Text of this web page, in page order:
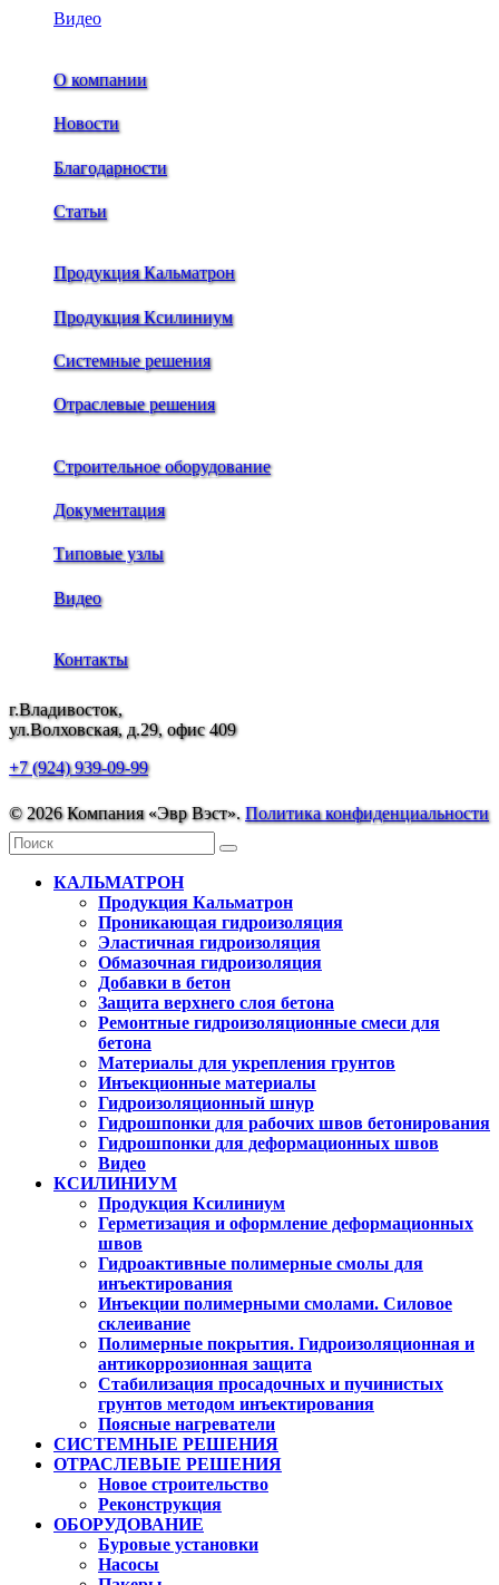
Видео
О компании
Новости
Благодарности
Статьи
Продукция Кальматрон
Продукция Ксилиниум
Системные решения
Отраслевые решения
Строительное оборудование
Документация
Типовые узлы
Видео
Контакты
г.Владивосток,
ул.Волховская, д.29, офис 409
+7 (924) 939-09-99
© 2026 Компания «Эвр Вэст». Политика конфиденциальности
КАЛЬМАТРОН
Продукция Кальматрон
Проникающая гидроизоляция
Эластичная гидроизоляция
Обмазочная гидроизоляция
Добавки в бетон
Защита верхнего слоя бетона
Ремонтные гидроизоляционные смеси для
бетона
Материалы для укрепления грунтов
Инъекционные материалы
Гидроизоляционный шнур
Гидрошпонки для рабочих швов бетонирования
Гидрошпонки для деформационных швов
Видео
КСИЛИНИУМ
Продукция Ксилиниум
Герметизация и оформление деформационных
швов
Гидроактивные полимерные смолы для
инъектирования
Инъекции полимерными смолами. Силовое
склеивание
Полимерные покрытия. Гидроизоляционная и
антикоррозионная защита
Стабилизация просадочных и пучинистых
грунтов методом инъектирования
Поясные нагреватели
СИСТЕМНЫЕ РЕШЕНИЯ
ОТРАСЛЕВЫЕ РЕШЕНИЯ
Новое строительство
Реконструкция
ОБОРУДОВАНИЕ
Буровые установки
Насосы